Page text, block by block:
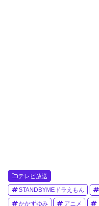
テレビ放送
STANDBYMEドラえもん
かかずゆみ アニメ